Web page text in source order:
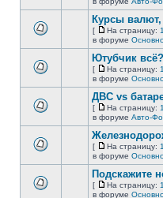
непрочитанных
сообщений.
этой
непрочитанных
сообщений.
страницу
этой
непрочитанных
сообщений.
Курсы
[
На
страницу
На страницу: 1
в форуме
этой
непрочитанных
сообщений.
Ютубчик всё?
[
На
страницу
На страницу: 1
в форуме
этой
непрочитанных
сообщений.
ДВС vs
[
На
страницу
На страницу: 1
в форуме Авто-
этой
[
На
страницу
На страницу: 1
в форуме
Подскажите
[
На
На страницу: 1
в форуме